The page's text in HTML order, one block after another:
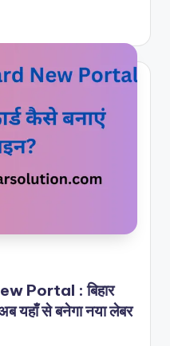
Portal : बिहार
यहाँ से बनेगा नया लेबर